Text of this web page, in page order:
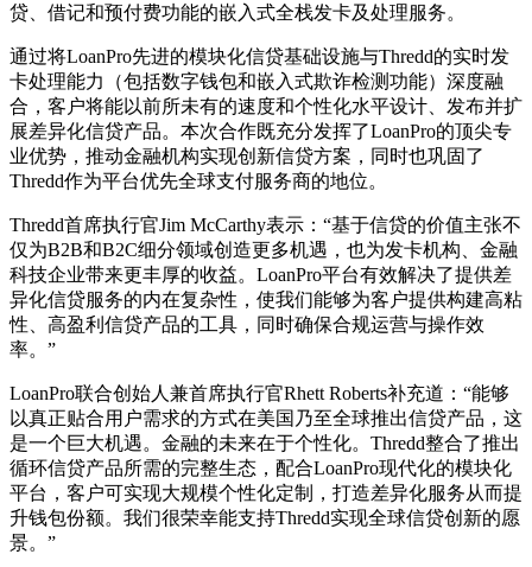
贷、借记和预付费功能的嵌入式全栈发卡及处理服务。
通过将LoanPro先进的模块化信贷基础设施与Thredd的实时发
卡处理能力（包括数字钱包和嵌入式欺诈检测功能）深度融
合，客户将能以前所未有的速度和个性化水平设计、发布并扩
展差异化信贷产品。本次合作既充分发挥了LoanPro的顶尖专
业优势，推动金融机构实现创新信贷方案，同时也巩固了
Thredd作为平台优先全球支付服务商的地位。
Thredd首席执行官Jim McCarthy表示：“基于信贷的价值主张不
仅为B2B和B2C细分领域创造更多机遇，也为发卡机构、金融
科技企业带来更丰厚的收益。LoanPro平台有效解决了提供差
异化信贷服务的内在复杂性，使我们能够为客户提供构建高粘
性、高盈利信贷产品的工具，同时确保合规运营与操作效
率。”
LoanPro联合创始人兼首席执行官Rhett Roberts补充道：“能够
以真正贴合用户需求的方式在美国乃至全球推出信贷产品，这
是一个巨大机遇。金融的未来在于个性化。Thredd整合了推出
循环信贷产品所需的完整生态，配合LoanPro现代化的模块化
平台，客户可实现大规模个性化定制，打造差异化服务从而提
升钱包份额。我们很荣幸能支持Thredd实现全球信贷创新的愿
景。”